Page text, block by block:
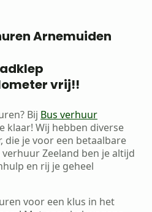
Arnemuiden
vrij!!
Bij Bus verhuur
klaar! Wij hebben diverse
die je voor een betaalbare
Zeeland ben je altijd
en rij je geheel
voor een klus in het